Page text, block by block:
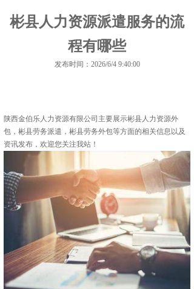
彬县人力资源派遣服务的流
程有哪些
发布时间：2026/6/4 9:40:00
陕西金伯乐人力资源有限公司主要展示彬县人力资源外
包 ，彬县劳务派遣，彬县劳务外包等方面的相关信息以及
资讯发布，欢迎您关注我站！